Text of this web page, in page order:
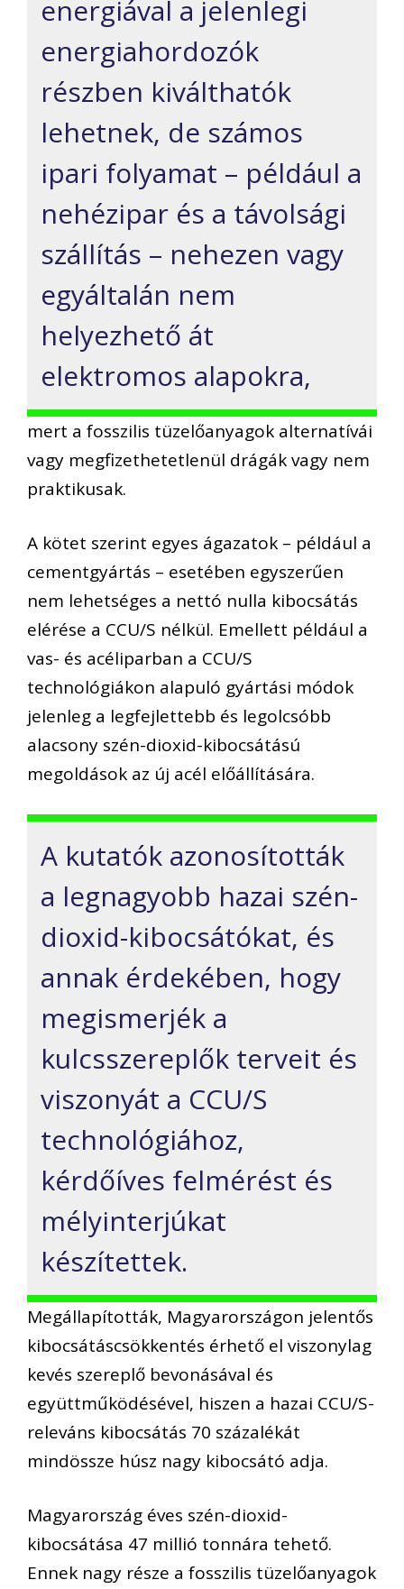
energiával a jelenlegi
energiahordozók
részben kiválthatók
lehetnek, de számos
ipari folyamat – például a
nehézipar és a távolsági
szállítás – nehezen vagy
egyáltalán nem
helyezhető át
elektromos alapokra,
mert a fosszilis tüzelőanyagok alternatívái
vagy megfizethetetlenül drágák vagy nem
praktikusak.
A kötet szerint egyes ágazatok – például a
cementgyártás – esetében egyszerűen
nem lehetséges a nettó nulla kibocsátás
elérése a CCU/S nélkül. Emellett például a
vas- és acéliparban a CCU/S
technológiákon alapuló gyártási módok
jelenleg a legfejlettebb és legolcsóbb
alacsony szén-dioxid-kibocsátású
megoldások az új acél előállítására.
A kutatók azonosították
a legnagyobb hazai szén-
dioxid-kibocsátókat, és
annak érdekében, hogy
megismerjék a
kulcsszereplők terveit és
viszonyát a CCU/S
technológiához,
kérdőíves felmérést és
mélyinterjúkat
készítettek.
Megállapították, Magyarországon jelentős
kibocsátáscsökkentés érhető el viszonylag
kevés szereplő bevonásával és
együttműködésével, hiszen a hazai CCU/S-
releváns kibocsátás 70 százalékát
mindössze húsz nagy kibocsátó adja.
Magyarország éves szén-dioxid-
kibocsátása 47 millió tonnára tehető.
Ennek nagy része a fosszilis tüzelőanyagok